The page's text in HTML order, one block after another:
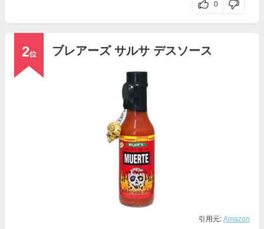
0
2位 ブレアーズ サルサ デスソース
引用元: Amazon